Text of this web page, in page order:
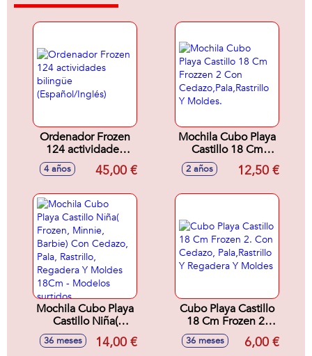
Ordenador Frozen
124 actividades
bilingüe
(Español/Inglés)
4 años 45,00 €
Mochila Cubo Playa
Castillo 18 Cm
Frozzen 2 Con
Cedazo,Pala,Rastrillo
2 años 12,50 €
Mochila Cubo Playa
Castillo Niña(
Frozen, Minnie,
Barbie) Con
36 meses 14,00 €
Cubo Playa Castillo
18 Cm Frozen 2.
Con Cedazo,
Pala,Rastrillo Y
36 meses 6,00 €